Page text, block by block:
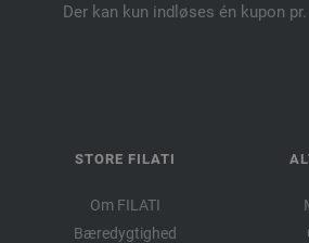
Der kan kun indløses én kupon
STORE FILATI
Om FILATI
Bæredygtighed